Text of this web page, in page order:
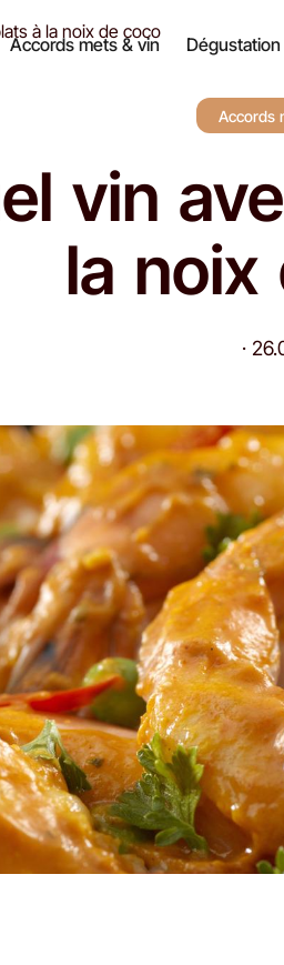
Accords mets & vin Dégustation
à la noix de coco
Accords
vin
la noix
·